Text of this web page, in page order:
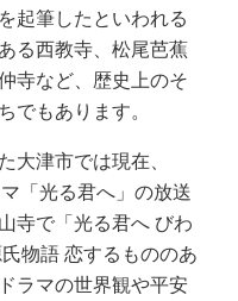
起筆したといわれる
る西教寺、松尾芭蕉
寺など、歴史上のそ
でもあります。
津市では現在、
「光る君へ」の放送
寺で「光る君へ びわ
物語 恋するもののあ
ラマの世界観や平安